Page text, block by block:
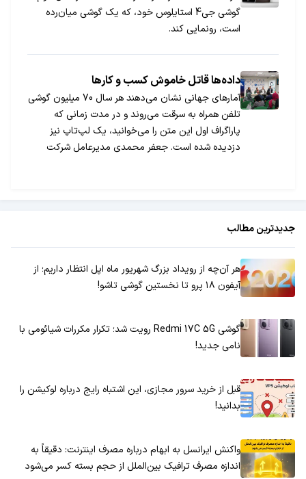
گوشی جی4 استایلوس خود، که یک گوشی میان‌رده
است، رونمایی کند.
داده‌ها قاتل خاموش کسب و کارها
آمارهای جهانی نشان می‌دهند هر سال 70 میلیون گوشی
تلفن همراه به سرقت می‌روند و در مدت زمانی که
پاراگراف اول این متن را ‌می‌خوانید، یک لپ‌تاپ نیز
دزدیده شده است. جعفر محمدی مدیرعامل شرکت
جدیدترین مطالب
هر آن‌چه از رویداد بزرگ شهریور ماه اپل انتظار داریم؛ از
آیفون ۱۸ پرو تا نخستین گوشی تاشو!
گوشی Redmi 17C 5G رویت شد؛ تکرار مکررات شیائومی با
نامی جدید!
قبل از خرید سرور مجازی، این اشتباه رایج درباره لوکیشن را
بدانید!
واکنش ایرانسل به ابهام درباره مصرف اینترنت: دقیقاً به
اندازه مصرف ترافیک بین‌الملل از حجم بسته کسر می‌شود